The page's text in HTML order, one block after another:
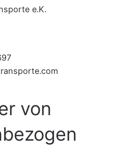
e.K.
von